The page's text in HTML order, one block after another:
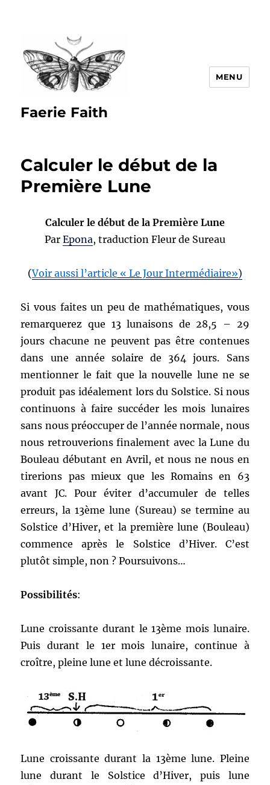
Faerie Faith
MENU
Calculer le début de la
Première Lune
Calculer le début de la Première Lune
Par Epona, traduction Fleur de Sureau
(Voir aussi l’article « Le Jour Intermédiaire»)
Si vous faites un peu de mathématiques, vous
remarquerez que 13 lunaisons de 28,5 – 29
jours chacune ne peuvent pas être contenues
dans une année solaire de 364 jours. Sans
mentionner le fait que la nouvelle lune ne se
produit pas idéalement lors du Solstice. Si nous
continuons à faire succéder les mois lunaires
sans nous préoccuper de l’année normale, nous
nous retrouverions finalement avec la Lune du
Bouleau débutant en Avril, et nous ne nous en
tirerions pas mieux que les Romains en 63
avant JC. Pour éviter d’accumuler de telles
erreurs, la 13ème lune (Sureau) se termine au
Solstice d’Hiver, et la première lune (Bouleau)
commence après le Solstice d’Hiver. C’est
plutôt simple, non ? Poursuivons…
Possibilités:
Lune croissante durant le 13ème mois lunaire.
Puis durant le 1er mois lunaire, continue à
croître, pleine lune et lune décroissante.
Lune croissante durant la 13ème lune. Pleine
lune durant le Solstice d’Hiver, puis lune